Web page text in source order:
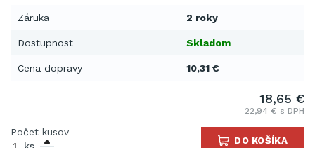
Záruka 2 roky
Dostupnost Skladom
Cena dopravy 10,31 €
18,65 €
22,94 € s DPH
Počet kusov
DO KOŠÍKA